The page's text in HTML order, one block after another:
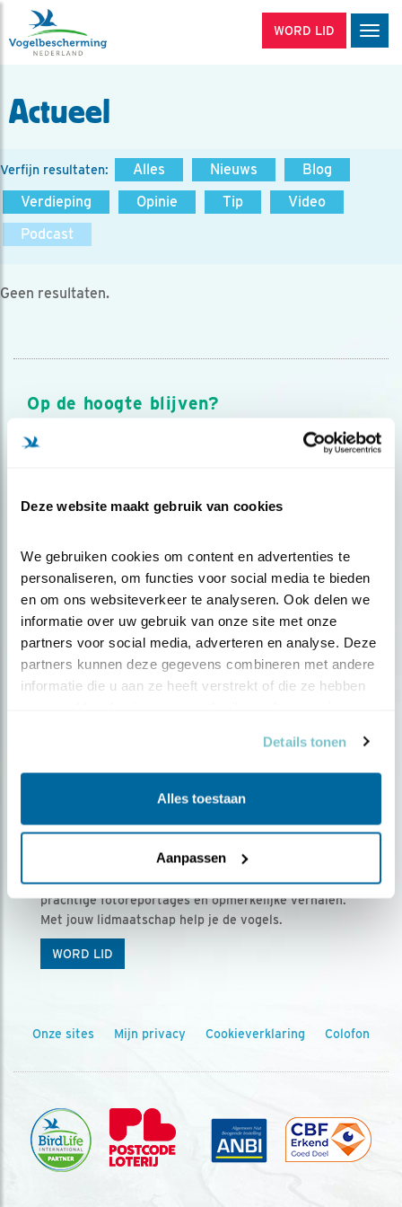
Deze website maakt gebruik van cookies
We gebruiken cookies om content en advertenties te
personaliseren, om functies voor social media te bieden
en om ons websiteverkeer te analyseren. Ook delen we
informatie over uw gebruik van onze site met onze
partners voor social media, adverteren en analyse. Deze
partners kunnen deze gegevens combineren met andere
informatie die u aan ze heeft verstrekt of die ze hebben
Details tonen
Alles toestaan
Aanpassen
WORD LID
Actueel
Verfijn resultaten: Alles Nieuws
Blog
Verdieping
Opinie Tip
Video
Podcast
Geen resultaten.
Op de hoogte blijven?
Meld je aan en ontvang nieuws, inspiratie, acties en tips
over vogels en activiteiten van Vogelbescherming.
Ontvang 5 x Vogels voor € 36,00 per jaar
Vogels is het tijdschrift voor onze leden, met
prachtige fotoreportages en opmerkelijke verhalen.
Met jouw lidmaatschap help je de vogels.
WORD LID
Onze sites Mijn privacy Cookieverklaring Colofon